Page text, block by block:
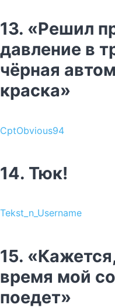
13. «Решил
давление в
чёрная
краска»
CptObvious94
14. Тюк!
Tekst_n_Username
15.
время мой
поедет»